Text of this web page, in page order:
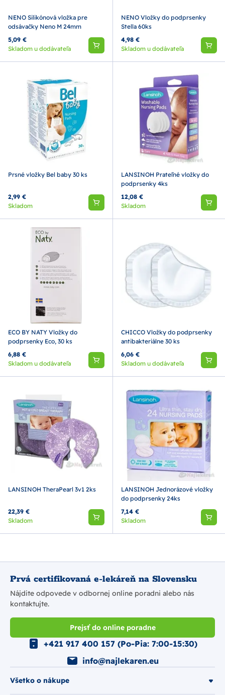
NENO Silikónová vložka pre
odsávačky Neno M 24mm
5,09 €
Skladom u dodávateľa
NENO Vložky do podprsenky
Stella 60ks
4,98 €
Skladom u dodávateľa
Prsné vložky Bel baby 30 ks
2,99 €
Skladom
LANSINOH Prateľné vložky do
podprsenky 4ks
12,08 €
Skladom
ECO BY NATY Vložky do
podprsenky Eco, 30 ks
6,88 €
Skladom u dodávateľa
CHICCO Vložky do podprsenky
antibakteriálne 30 ks
6,06 €
Skladom u dodávateľa
LANSINOH TheraPearl 3v1 2ks
22,39 €
Skladom
LANSINOH Jednorázové vložky
do podprsenky 24ks
7,14 €
Skladom
Prvá certifikovaná e-lekáreň na Slovensku
Nájdite odpovede v odbornej online poradni alebo nás
kontaktujte.
Prejsť do online poradne
Všetko o nákupe
+421 917 400 157 (Po-Pia: 7:00-15:30)
info@najlekaren.eu